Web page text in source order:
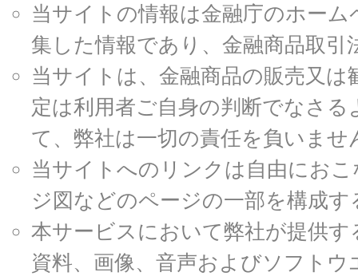
当サイトの情報は金融庁のホー
集した情報であり、金融商品取
当サイトは、金融商品の販売又
定は利用者ご自身の判断でなさ
て、弊社は一切の責任を負いませ
当サイトへのリンクは自由にお
ジ図などのページの一部を構成
本サービスにおいて弊社が提供
資料、画像、音声およびソフト